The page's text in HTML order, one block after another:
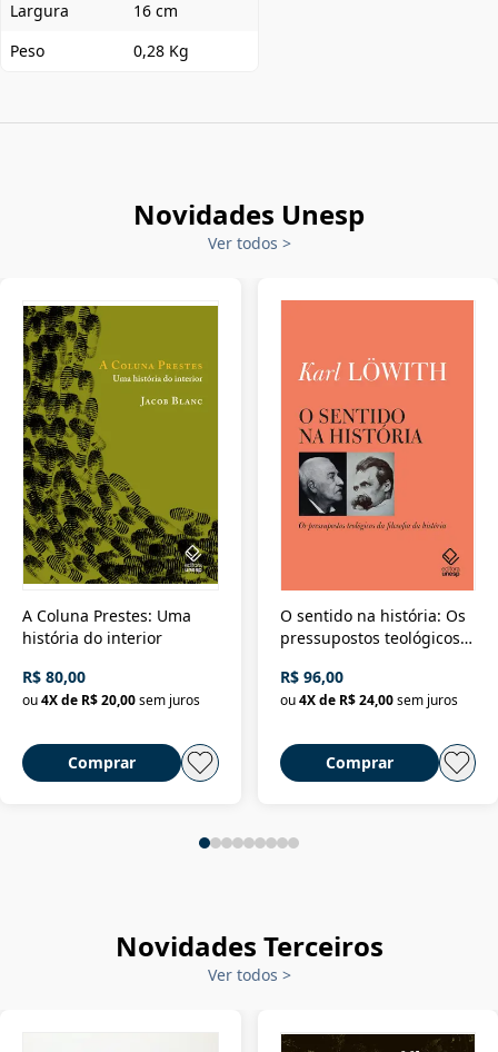
Largura
16 cm
Peso
0,28 Kg
Novidades Unesp
Ver todos >
A Coluna Prestes: Uma
história do interior
R$ 80,00
ou4X de R$ 20,00sem juros
Comprar
O sentido na história: Os
pressupostos teológicos
R$ 96,00
ou 4X de R$ 24,00 sem juros
Comprar
Novidades Terceiros
Ver todos >